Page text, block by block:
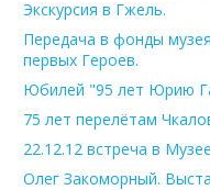
Экскурсия в Гжель.
Передача в фонды
первых Героев.
Юбилей "95 лет Юрию
75 лет перелётам
22.12.12 встреча в
Олег Закоморный.